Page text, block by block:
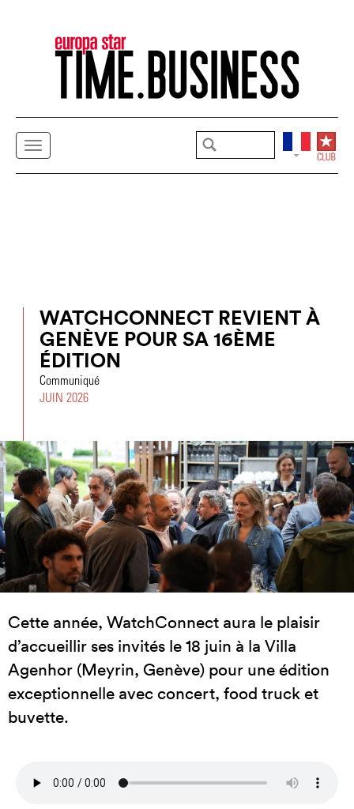
WATCHCONNECT REVIENT À
GENÈVE POUR SA 16ÈME
ÉDITION
Communiqué
JUIN 2026
Cette année, WatchConnect aura le plaisir
d’accueillir ses invités le 18 juin à la Villa
Agenhor (Meyrin, Genève) pour une édition
exceptionnelle avec concert, food truck et
buvette.